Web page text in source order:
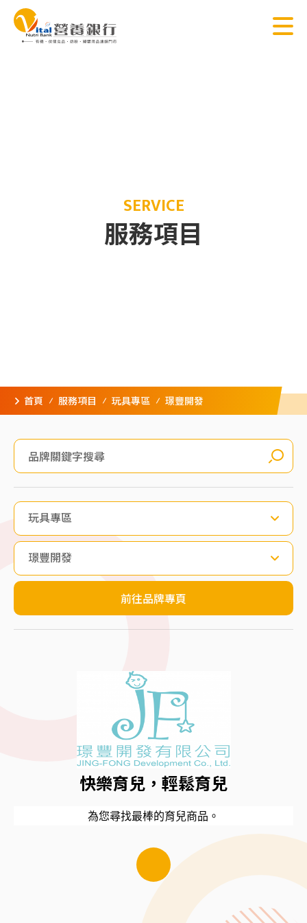
SERVICE
服務項目
首頁 服務項目 玩具專區 璟豐開發
玩具專區
璟豐開發
前往品牌專頁
快樂育兒，輕鬆育兒
為您尋找最棒的育兒商品。